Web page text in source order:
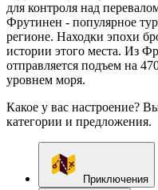
для контроля над
Фрутинен - популярное
регионе. Находки эпохи
истории этого места. Из
отправляется подъем на
уровнем моря.
Какое у вас настроение?
категории и предложения.
Приключения